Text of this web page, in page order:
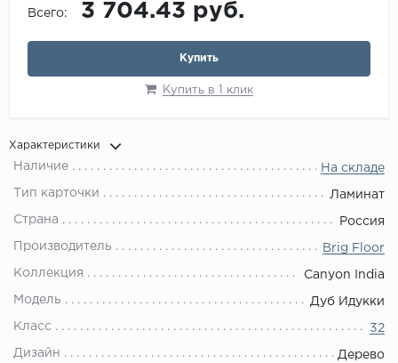
Всего: 3 704.43 руб.
Купить
Купить в 1 клик
Характеристики
Наличие На складе
Тип карточки Ламинат
Страна Россия
Производитель Brig Floor
Коллекция Canyon India
Модель Дуб Идукки
Класс 32
Дизайн Дерево